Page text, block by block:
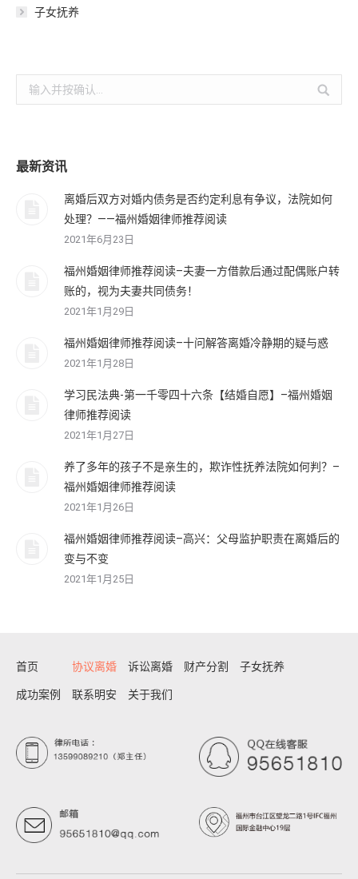
子女抚养
索：
最新资讯
离婚后双方对婚内债务是否约定利息有争议，法院如何
处理？——福州婚姻律师推荐阅读
2021年6月23日
福州婚姻律师推荐阅读–夫妻一方借款后通过配偶账户转
账的，视为夫妻共同债务！
2021年1月29日
福州婚姻律师推荐阅读–十问解答离婚冷静期的疑与惑
2021年1月28日
学习民法典-第一千零四十六条【结婚自愿】–福州婚姻
律师推荐阅读
2021年1月27日
养了多年的孩子不是亲生的，欺诈性抚养法院如何判？–
福州婚姻律师推荐阅读
2021年1月26日
福州婚姻律师推荐阅读–高兴：父母监护职责在离婚后的
变与不变
2021年1月25日
首页 协议离婚 诉讼离婚 财产分割 子女抚养
成功案例 联系明安 关于我们